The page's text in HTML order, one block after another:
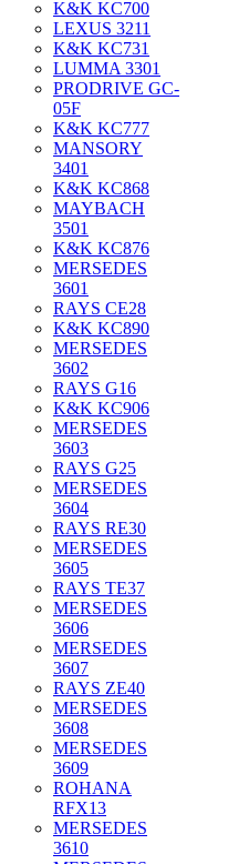
K&K KC700
LEXUS 3211
K&K KC731
LUMMA 3301
PRODRIVE GC-
05F
K&K KC777
MANSORY
3401
K&K KC868
MAYBACH
3501
K&K KC876
MERSEDES
3601
RAYS CE28
K&K KC890
MERSEDES
3602
RAYS G16
K&K KC906
MERSEDES
3603
RAYS G25
MERSEDES
3604
RAYS RE30
MERSEDES
3605
RAYS TE37
MERSEDES
3606
MERSEDES
3607
RAYS ZE40
MERSEDES
3608
MERSEDES
3609
ROHANA
RFX13
MERSEDES
3610